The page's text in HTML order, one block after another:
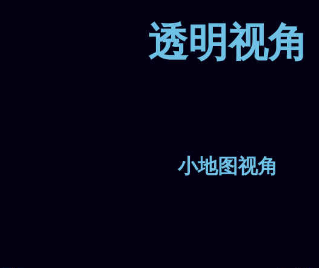
透明视角
小地图视角